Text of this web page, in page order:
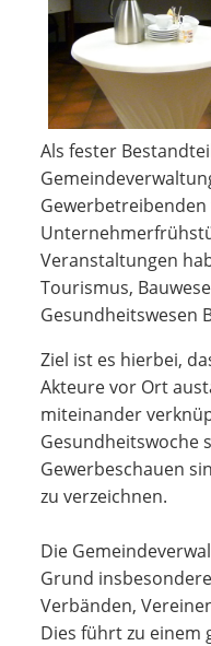
Als fester
Veranstaltungen
Tourismus,
Gesundheitswesen
Ziel ist es hierbei,
Akteure vor Ort
miteinander
Gesundheitswoche
Gewerbeschauen
zu verzeichnen.
Die
Grund
Verbänden,
Dies führt zu